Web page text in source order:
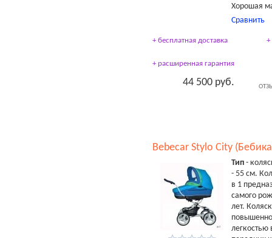
Хорошая
Сравнить
+ бесплатная доставка +
+ расширенная гарантия
44 500 руб.
Bebecar Stylo City
Тип-
- 55 см.
в 1
самого
лет.
легкостью